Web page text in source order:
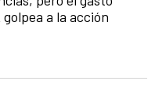
a la acción